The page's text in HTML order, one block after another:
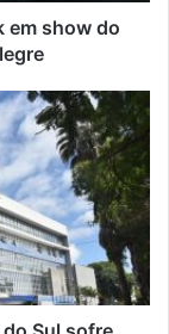
em show do